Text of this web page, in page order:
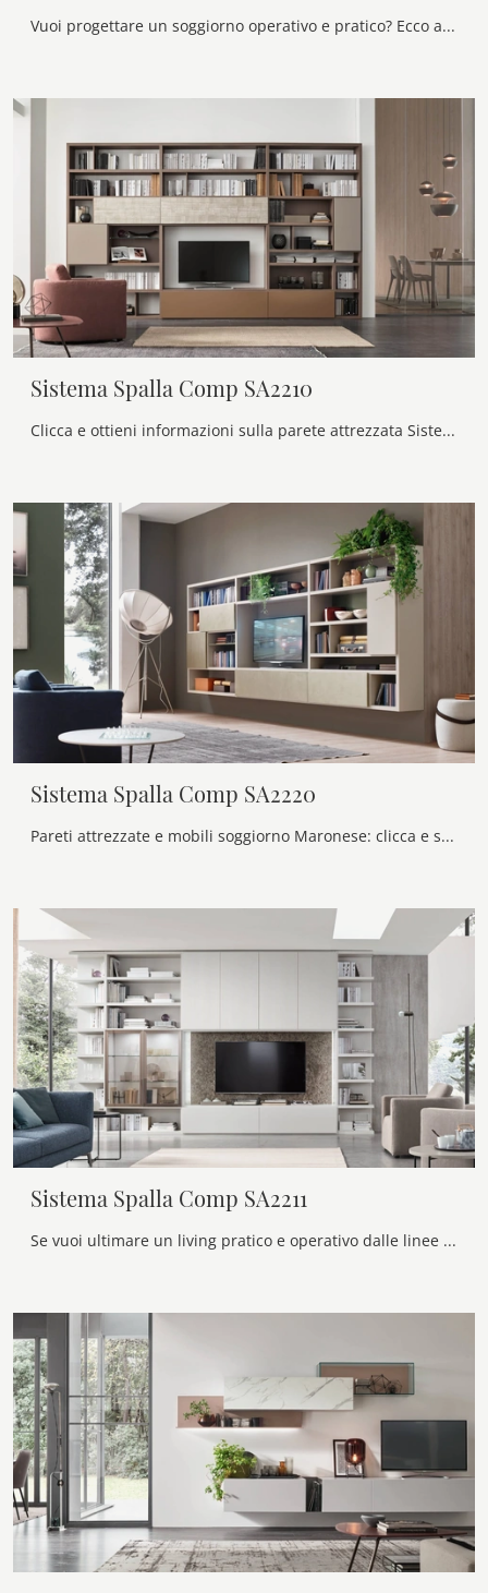
Vuoi progettare un soggiorno operativo e pratico? Ecco a te la parete attrezzata Sistema Spalla Comp SA2202 Maronese dalle forme decise moderne.
Sistema Spalla Comp SA2210
Clicca e ottieni informazioni sulla parete attrezzata Sistema Spalla Comp SA2210 del brand Maronese: è la soluzione dalle linee moderne ideale per te.
Sistema Spalla Comp SA2220
Pareti attrezzate e mobili soggiorno Maronese: clicca e scopri il modello Sistema Spalla Comp SA2220 e potrai impreziosire stanze moderne di ogni ...
Sistema Spalla Comp SA2211
Se vuoi ultimare un living pratico e operativo dalle linee moderne, ti presentiamo la parete attrezzata Sistema Spalla Comp SA2211 Maronese.